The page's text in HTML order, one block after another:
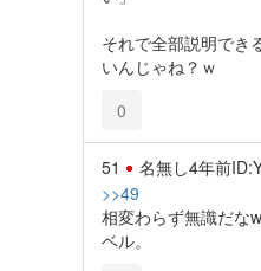
それで全部説明でき
いんじゃね？ｗ
0
51 名無し4年前
>>49
相変わらず無識だな
ベル。